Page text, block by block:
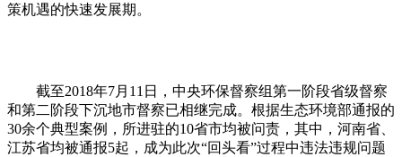
策机遇的快速发展期。
截至2018年7月11日，中央环保督察组第一阶段省级督察
和第二阶段下沉地市督察已相继完成。根据生态环境部通报的
30余个典型案例，所进驻的10省市均被问责，其中，河南省、
江苏省均被通报5起，成为此次“回头看”过程中违法违规问题